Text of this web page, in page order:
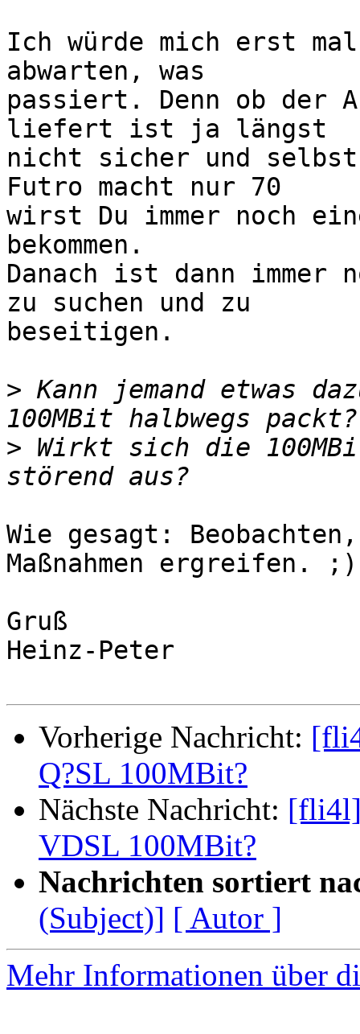
Ich würde mich erst
abwarten, was
passiert. Denn ob der
liefert ist ja längst
nicht sicher und selbst
Futro macht nur 70
wirst Du immer noch
bekommen.
Danach ist dann immer
zu suchen und zu
beseitigen.
> Kann jemand etwas
> Wirkt sich die 100MBit
Wie gesagt:
Maßnahmen ergreifen. ;)
Gruß
Heinz-Peter
Vorherige Nachricht:
Q?SL 100MBit?
Nächste Nachricht: [fli4l]
VDSL 100MBit?
Nachrichten sortiert
(Subject)] [ Autor ]
Mehr Informationen über